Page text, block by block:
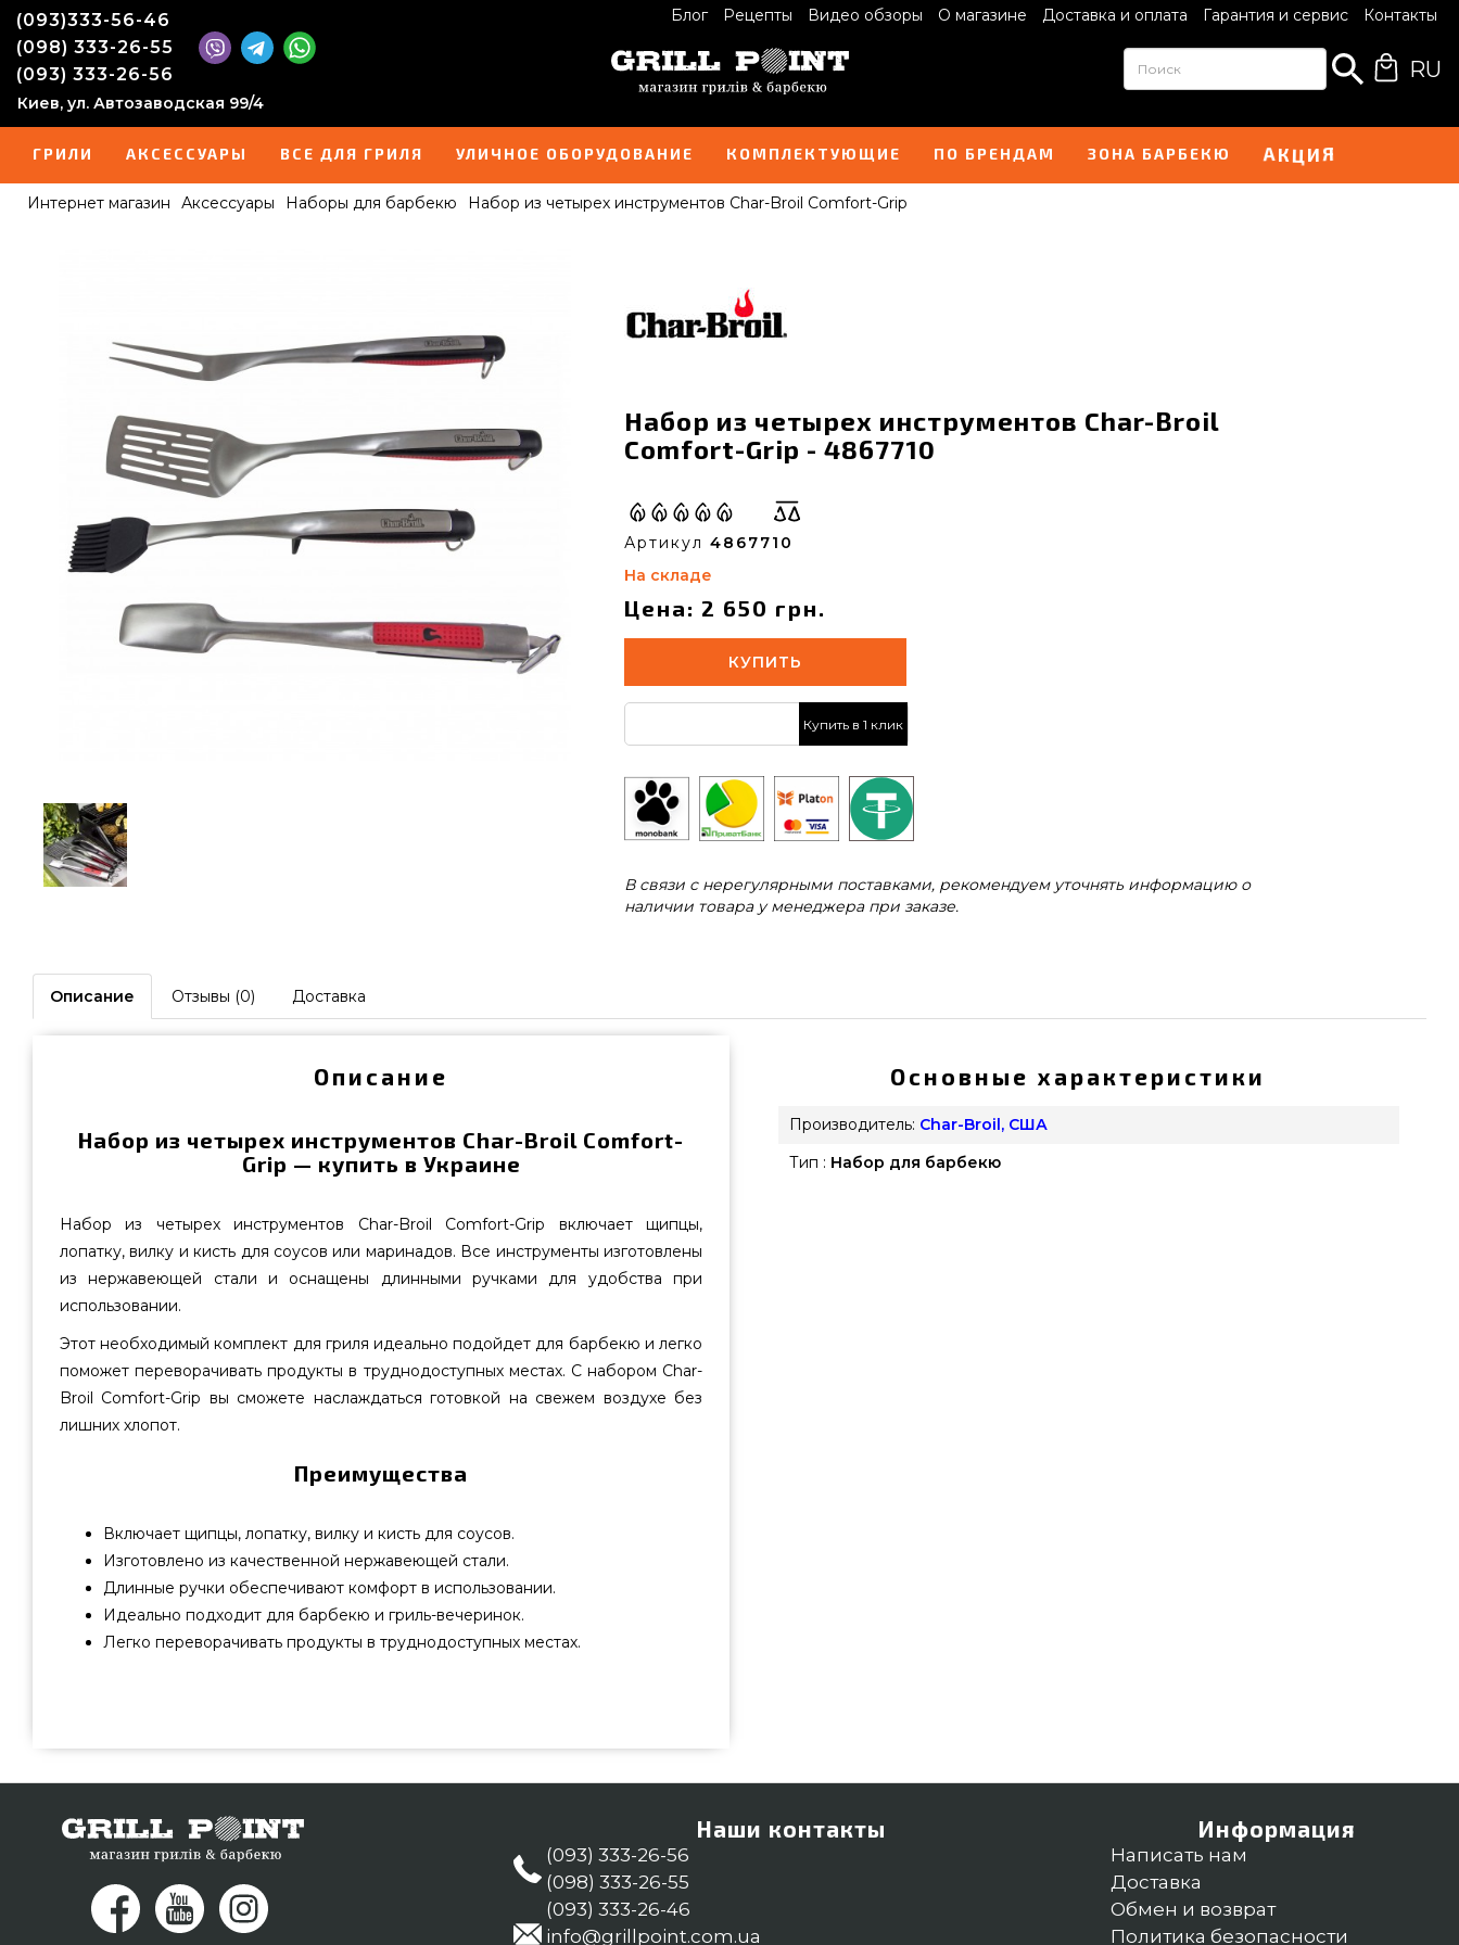
Блог Рецепты Видео обзоры О магазине Доставка и оплата Гарантия и сервис Контакты
(093)333-56-46
(098) 333-26-55
(093) 333-26-56
Киев, ул. Автозаводская 99/4
RU
ГРИЛИ АКСЕССУАРЫ ВСЕ ДЛЯ ГРИЛЯ УЛИЧНОЕ ОБОРУДОВАНИЕ КОМПЛЕКТУЮЩИЕ ПО БРЕНДАМ ЗОНА БАРБЕКЮ АКЦИЯ
Интернет магазин Аксессуары Наборы для барбекю Набор из четырех инструментов Char-Broil Comfort-Grip
Набор из четырех инструментов Char-Broil
Comfort-Grip - 4867710
Артикул 4867710
На складе
Цена: 2 650 грн.
КУПИТЬ
Купить в 1 клик
В связи с нерегулярными поставками, рекомендуем уточнять информацию о
наличии товара у менеджера при заказе.
Описание Отзывы (0) Доставка
Описание
Набор из четырех инструментов Char-Broil Comfort-
Grip — купить в Украине
Набор из четырех инструментов Char-Broil Comfort-Grip включает щипцы,
лопатку, вилку и кисть для соусов или маринадов. Все инструменты изготовлены
из нержавеющей стали и оснащены длинными ручками для удобства при
использовании.
Этот необходимый комплект для гриля идеально подойдет для барбекю и легко
поможет переворачивать продукты в труднодоступных местах. С набором Char-
Broil Comfort-Grip вы сможете наслаждаться готовкой на свежем воздухе без
лишних хлопот.
Преимущества
Включает щипцы, лопатку, вилку и кисть для соусов.
Изготовлено из качественной нержавеющей стали.
Длинные ручки обеспечивают комфорт в использовании.
Идеально подходит для барбекю и гриль-вечеринок.
Легко переворачивать продукты в труднодоступных местах.
интернет магазина грилей и мангалов Гриль Поинт. Смотрите и заказывайте также
Наборы для барбекю в интернет магазине Гриль Поинт. Напишите прямо сейчас
жителям регионов: Черкассы, Ивано-Франковск, Мариуполь
Основные характеристики
Производитель: Char-Broil, США
Тип : Набор для барбекю
Наши контакты
(093) 333-26-56
(098) 333-26-55
(093) 333-26-46
info@grillpoint.com.ua
Информация
Написать нам
Доставка
Обмен и возврат
Политика безопасности